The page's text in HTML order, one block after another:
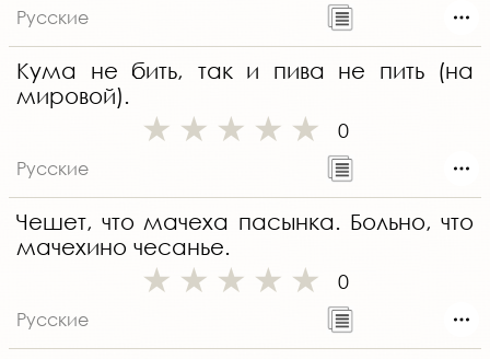
Русские
Кума не бить, так и пива не пить (на
мировой).
0
Русские
Чешет, что мачеха пасынка. Больно, что
мачехино чесанье.
0
Русские